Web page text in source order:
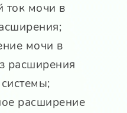
ток мочи в
мочи в
расширения
расширение